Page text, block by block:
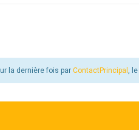
la dernière fois par ContactPrincipal , le